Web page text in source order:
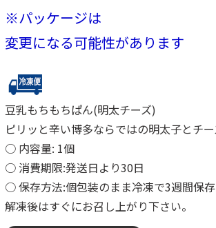
※パッケージは
変更になる可能性があります
豆乳もちもちぱん(明太チーズ)
ピリッと辛い博多ならではの明太子とチー
○ 内容量: 1個
○ 消費期限:発送日より30日
○ 保存方法:個包装のまま冷凍で3週間保存
解凍後はすぐにお召し上がり下さい。